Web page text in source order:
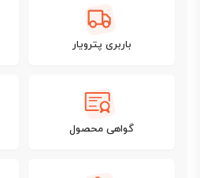
باربری پترویار
گواهی محصول